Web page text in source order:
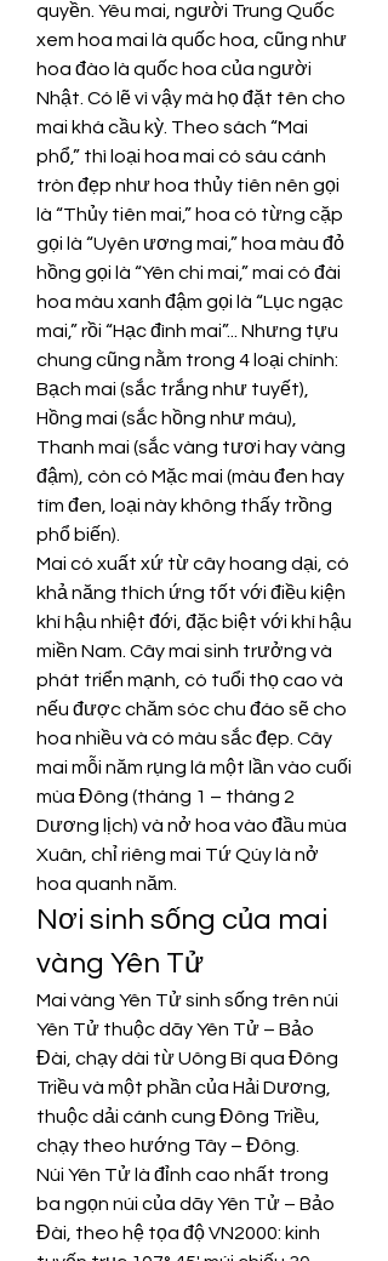
quyền. Yêu mai, người Trung Quốc
xem hoa mai là quốc hoa, cũng như
hoa đào là quốc hoa của người
Nhật. Có lẽ vì vậy mà họ đặt tên cho
mai khá cầu kỳ. Theo sách “Mai
phổ,” thì loại hoa mai có sáu cánh
tròn đẹp như hoa thủy tiên nên gọi
là “Thủy tiên mai,” hoa có từng cặp
gọi là “Uyên ương mai,” hoa màu đỏ
hồng gọi là “Yên chi mai,” mai có đài
hoa màu xanh đậm gọi là “Lục ngạc
mai,” rồi “Hạc đình mai”... Nhưng tựu
chung cũng nằm trong 4 loại chính:
Bạch mai (sắc trắng như tuyết),
Hồng mai (sắc hồng như máu),
Thanh mai (sắc vàng tươi hay vàng
đậm), còn có Mặc mai (màu đen hay
tím đen, loại này không thấy trồng
phổ biến).
Mai có xuất xứ từ cây hoang dại, có
khả năng thích ứng tốt với điều kiện
khí hậu nhiệt đới, đặc biệt với khí hậu
miền Nam. Cây mai sinh trưởng và
phát triển mạnh, có tuổi thọ cao và
nếu được chăm sóc chu đáo sẽ cho
hoa nhiều và có màu sắc đẹp. Cây
mai mỗi năm rụng lá một lần vào cuối
mùa Đông (tháng 1 – tháng 2
Dương lịch) và nở hoa vào đầu mùa
Xuân, chỉ riêng mai Tứ Qúy là nở
hoa quanh năm.
Nơi sinh sống của mai
vàng Yên Tử
Mai vàng Yên Tử sinh sống trên núi
Yên Tử thuộc dãy Yên Tử – Bảo
Đài, chạy dài từ Uông Bí qua Đông
Triều và một phần của Hải Dương,
thuộc dải cánh cung Đông Triều,
chạy theo hướng Tây – Đông.
Núi Yên Tử là đỉnh cao nhất trong
ba ngọn núi của dãy Yên Tử – Bảo
Đài, theo hệ tọa độ VN2000: kinh